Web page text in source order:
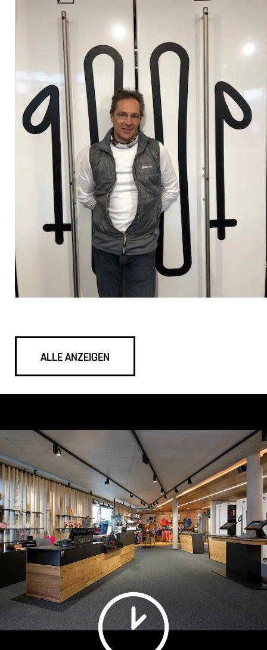
ALLE ANZEIGEN
Stailerai
Öffnungszeiten
Saisonstart ab Dienstag,
15. November 2022!
Dienstag bis Freitag
von 10.00 bis 12.00 Uhr
von 14.00 bis 17.00 Uhr
Samstag
von 14.00 bis 17.00 Uhr
Ab Gondelvollbetrieb in
Oberndorf – 7 Tage
geöffnet